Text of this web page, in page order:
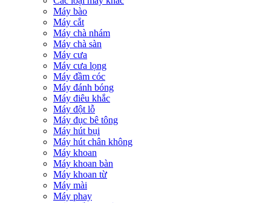
Máy bào
Máy cắt
Máy chà nhám
Máy chà sàn
Máy cưa
Máy cưa lọng
Máy đầm cóc
Máy đánh bóng
Máy điêu khắc
Máy đột lỗ
Máy đục bê tông
Máy hút bụi
Máy hút chân không
Máy khoan
Máy khoan bàn
Máy khoan từ
Máy mài
Máy phay